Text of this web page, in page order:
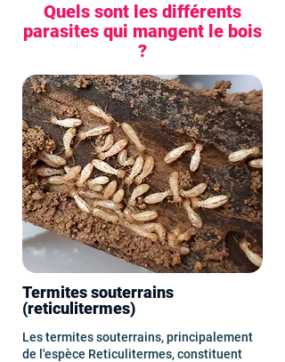
Quels sont les différents
parasites qui mangent le bois
?
Termites souterrains
(reticulitermes)
Les termites souterrains, principalement
de l'espèce Reticulitermes, constituent